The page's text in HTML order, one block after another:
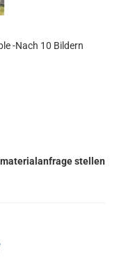
-Nach 10 Bildern
stellen